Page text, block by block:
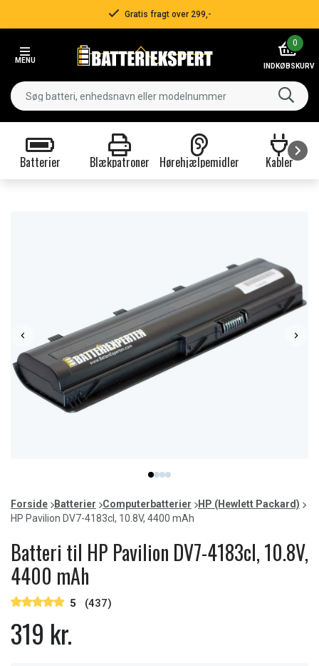
Gratis fragt over 299,-
MENU
0
INDKØBSKURV
Batterier Blækpatroner Hørehjælpemidler Kabler
item
0
item
1
item
2
item
3
of
4
Forside Batterier Computerbatterier
HP (Hewlett Packard)
HP Pavilion DV7-4183cl, 10.8V, 4400 mAh
Batteri til HP Pavilion DV7-4183cl, 10.8V,
4400 mAh
5 (437)
319 kr.